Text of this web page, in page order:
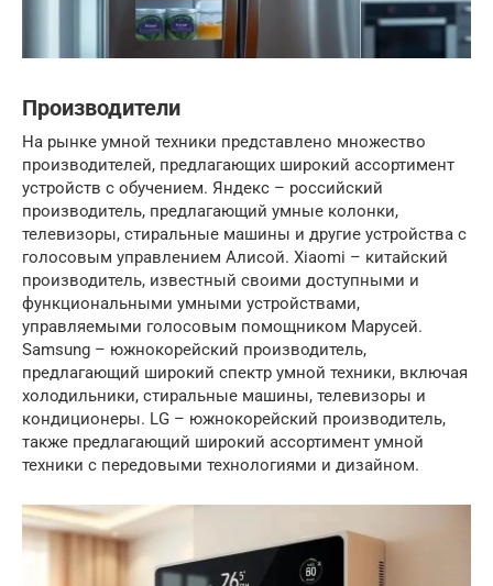
Производители
На рынке умной техники представлено множество
производителей, предлагающих широкий ассортимент
устройств с обучением. Яндекс – российский
производитель, предлагающий умные колонки,
телевизоры, стиральные машины и другие устройства с
голосовым управлением Алисой. Xiaomi – китайский
производитель, известный своими доступными и
функциональными умными устройствами,
управляемыми голосовым помощником Марусей.
Samsung – южнокорейский производитель,
предлагающий широкий спектр умной техники, включая
холодильники, стиральные машины, телевизоры и
кондиционеры. LG – южнокорейский производитель,
также предлагающий широкий ассортимент умной
техники с передовыми технологиями и дизайном.